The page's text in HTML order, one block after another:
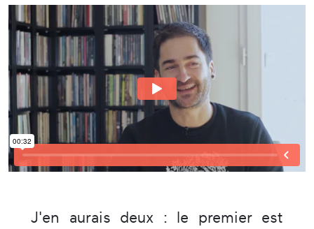
J'en aurais deux : le premier est